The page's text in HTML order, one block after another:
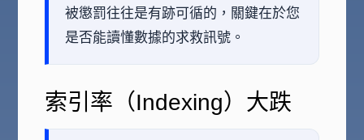
被懲罰往往是有跡可循的，關鍵在於您
是否能讀懂數據的求救訊號。
索引率（Indexing）大跌